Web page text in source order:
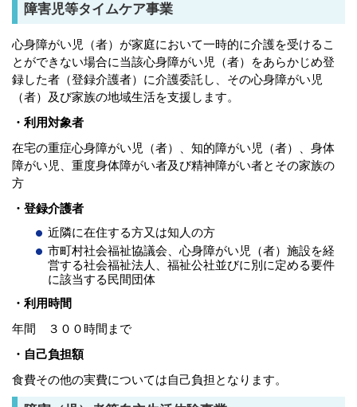
障害児等タイムケア事業
心身障がい児（者）が家庭において一時的に介護を受けるこ
とができない場合に当該心身障がい児（者）をあらかじめ登
録した者（登録介護者）に介護委託し、その心身障がい児
（者）及び家族の地域生活を支援します。
・利用対象者
在宅の重症心身障がい児（者）、知的障がい児（者）、身体
障がい児、重度身体障がい者及び精神障がい者とその家族の
方
・登録介護者
近隣に在住する方又は知人の方
市町村社会福祉協議会、心身障がい児（者）施設を経
営する社会福祉法人、福祉公社並びに別に定める要件
に該当する民間団体
・利用時間
年間 ３００時間まで
・自己負担額
食費その他の実費については自己負担となります。